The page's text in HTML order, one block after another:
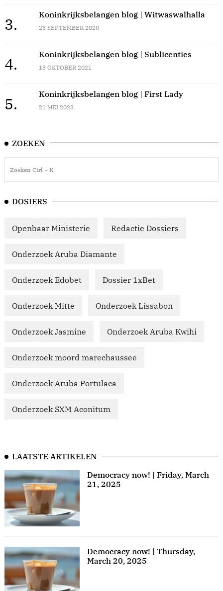
3.
Koninkrijksbelangen blog | Witwaswalhalla
23 SEPTEMBER 2020
4.
Koninkrijksbelangen blog | Sublicenties
13 OKTOBER 2021
5.
Koninkrijksbelangen blog | First Lady
21 MEI 2023
ZOEKEN
DOSIERS
Openbaar Ministerie Redactie Dossiers
Onderzoek Aruba Diamante
Onderzoek Edobet Dossier 1xBet
Onderzoek Mitte Onderzoek Lissabon
Onderzoek Jasmine Onderzoek Aruba Kwihi
Onderzoek moord marechaussee
Onderzoek Aruba Portulaca
Onderzoek SXM Aconitum
LAATSTE ARTIKELEN
Democracy now! | Friday, March
21, 2025
Democracy now! | Thursday,
March 20, 2025